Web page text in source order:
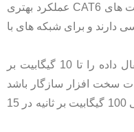
CAT6a: این سوکت ‌ها نسبت به سوکت ‌های CAT6 عملکرد بهتری
دارند و برای شبکه ‌های با
CAT7: این سوکت ها نیز سرعت انتقال داده را تا 10 گیگابیت بر
سخت افزار سازگار باشد
تا 40 گیگابیت بر ثانیه در 50 متر و حتی 100 گیگابیت بر ثانیه در 15